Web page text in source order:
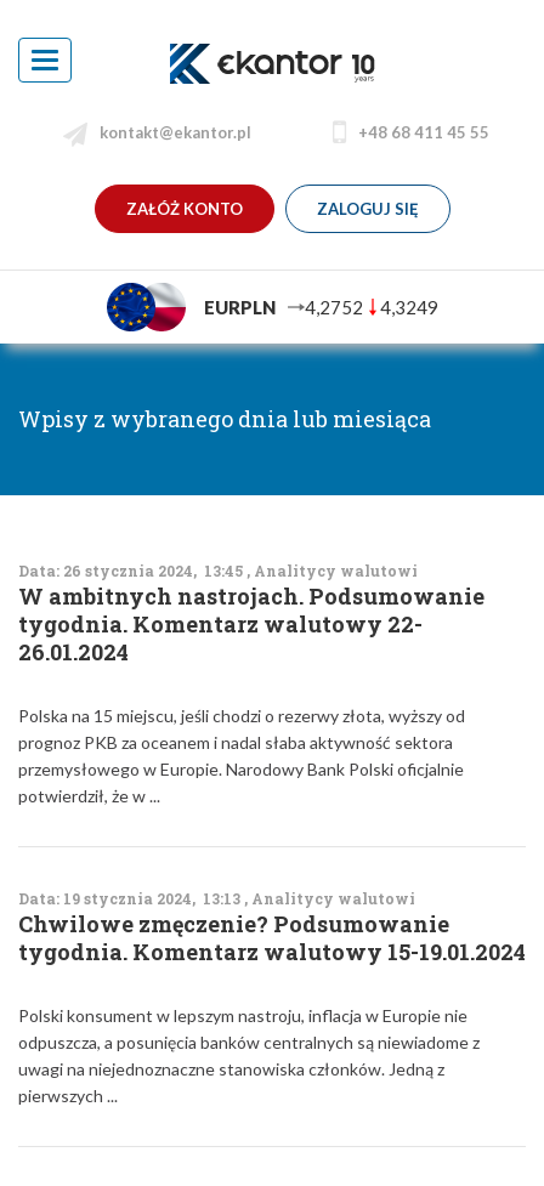
Toggle
navigation
kontakt@ekantor.pl +48 68 411 45 55
ZAŁÓŻ KONTO ZALOGUJ SIĘ
EURPLN 4,2752 4,3249
Wpisy z wybranego dnia lub miesiąca
Data: 26 stycznia 2024, 13:45 , Analitycy walutowi
W ambitnych nastrojach. Podsumowanie
tygodnia. Komentarz walutowy 22-
26.01.2024
Polska na 15 miejscu, jeśli chodzi o rezerwy złota, wyższy od
prognoz PKB za oceanem i nadal słaba aktywność sektora
przemysłowego w Europie. Narodowy Bank Polski oficjalnie
potwierdził, że w ...
Data: 19 stycznia 2024, 13:13 , Analitycy walutowi
Chwilowe zmęczenie? Podsumowanie
tygodnia. Komentarz walutowy 15-19.01.2024
Polski konsument w lepszym nastroju, inflacja w Europie nie
odpuszcza, a posunięcia banków centralnych są niewiadome z
uwagi na niejednoznaczne stanowiska członków. Jedną z
pierwszych ...